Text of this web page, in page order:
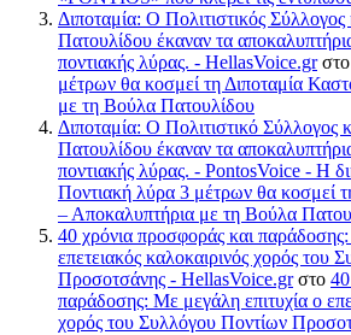
Διποταμία: Ο Πολιτιστικός
Πατουλίδου έκαναν τα
ποντιακής λύρας. - HellasVoice.grστο
μέτρων θα κοσμεί τη Διποταμία
με τη Βούλα Πατουλίδου
Διποταμία: Ο Πολιτιστικό Σύλλογος
Πατουλίδου έκαναν τα
ποντιακής λύρας. - PontosVoice -
Ποντιακή λύρα 3 μέτρων θα κοσμεί
– Αποκαλυπτήρια με τη Βούλα
40 χρόνια προσφοράς και
επετειακός καλοκαιρινός χορός του
Προσοτσάνης - HellasVoice.grστο
παράδοσης: Με μεγάλη επιτυχία ο
χορός του Συλλόγου Ποντίων